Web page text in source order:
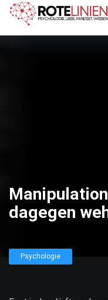
dagegen
Psychologie